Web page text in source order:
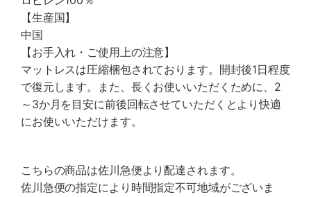
【生産国】
中国
【お手入れ・ご使用上の注意】
マットレスは圧縮梱包されております。開封後1日程度
で復元します。また、長くお使いいただくために、2
～3か月を目安に前後回転させていただくとより快適
にお使いいただけます。
こちらの商品は佐川急便より配達されます。
佐川急便の指定により時間指定不可地域がございま